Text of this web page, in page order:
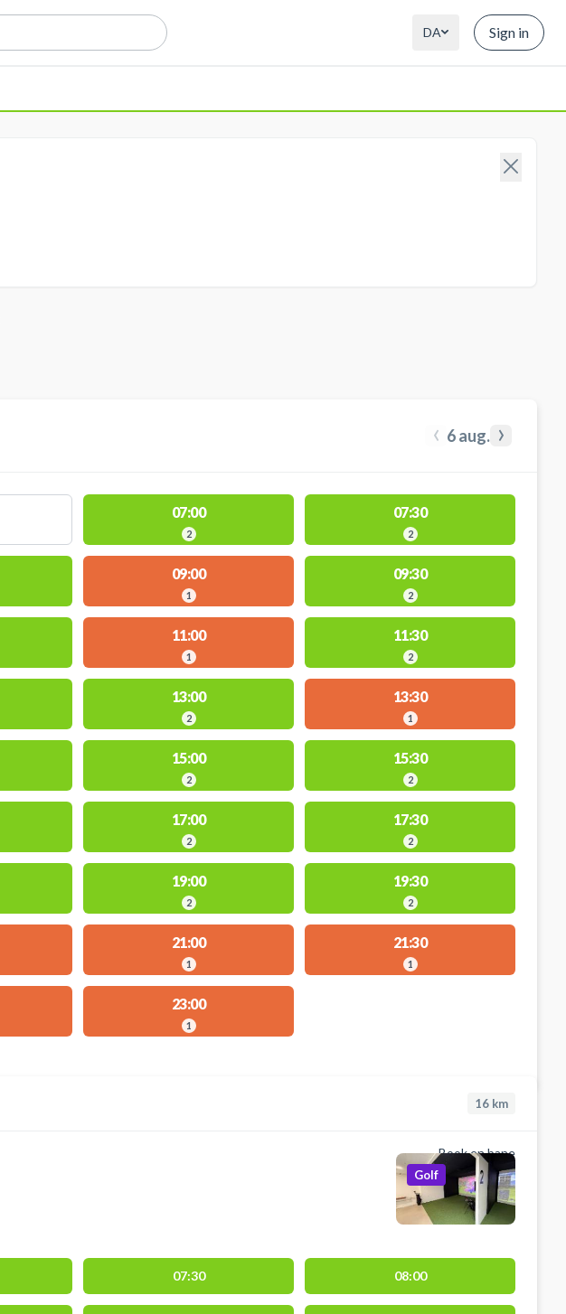
DA Sign in
‹ 6 aug. ›
07:00
2
07:30
2
09:00
1
09:30
2
11:00
1
11:30
2
13:00
2
13:30
1
15:00
2
15:30
2
17:00
2
17:30
2
19:00
2
19:30
2
21:00
1
21:30
1
23:00
1
16 km
Book en bane
Golf
07:30 08:00